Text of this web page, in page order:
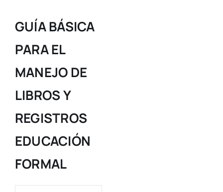
GUÍA BÁSICA
PARA EL
MANEJO DE
LIBROS Y
REGISTROS
EDUCACIÓN
FORMAL